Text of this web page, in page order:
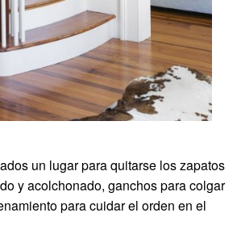
un lugar para quitarse los zapatos
y acolchonado, ganchos para colgar
para cuidar el orden en el